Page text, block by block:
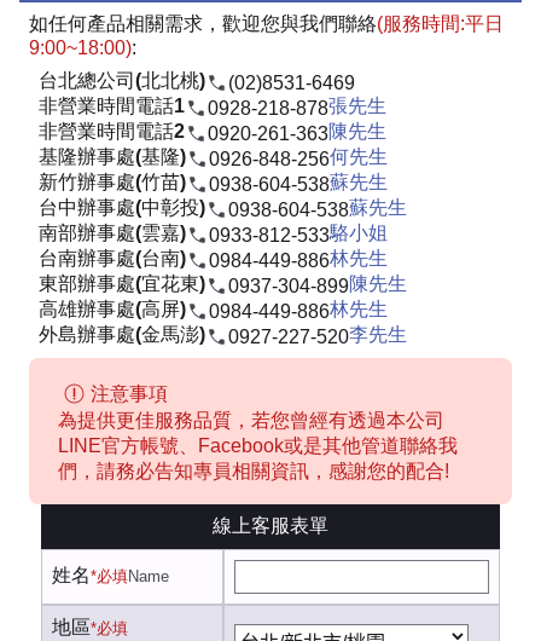
如任何產品相關需求，歡迎您與我們聯絡(服務時間:平日
9:00~18:00):
台北總公司(北北桃)
(02)8531-6469
非營業時間電話1
0928-218-878張先生
非營業時間電話2
0920-261-363陳先生
基隆辦事處(基隆)
0926-848-256何先生
新竹辦事處(竹苗)
0938-604-538蘇先生
台中辦事處(中彰投)
0938-604-538蘇先生
南部辦事處(雲嘉)
0933-812-533駱小姐
台南辦事處(台南)
0984-449-886林先生
東部辦事處(宜花東)
0937-304-899陳先生
高雄辦事處(高屏)
0984-449-886林先生
外島辦事處(金馬澎)
0927-227-520李先生
注意事項
為提供更佳服務品質，若您曾經有透過本公司
LINE官方帳號、Facebook或是其他管道聯絡我
們，請務必告知專員相關資訊，感謝您的配合!
線上客服表單
姓名*必填Name
地區*必填